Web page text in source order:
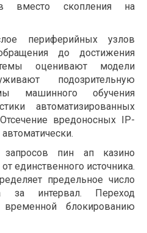
вместо скопления на
периферийных узлов
до достижения
оценивают модели
подозрительную
машинного обучения
автоматизированных
вредоносных IP-
запросов пин ап казино
единственного источника.
предельное число
за интервал. Переход
блокированию